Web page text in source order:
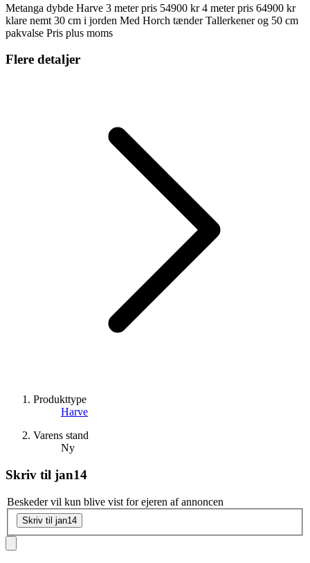
Metanga dybde Harve 3 meter pris 54900 kr 4 meter pris 64900 kr
klare nemt 30 cm i jorden Med Horch tænder Tallerkener og 50 cm
pakvalse Pris plus moms
Flere detaljer
Produkttype
Harve
Varens stand
Ny
Skriv til jan14
Beskeder vil kun blive vist for ejeren af annoncen
Skriv til jan14